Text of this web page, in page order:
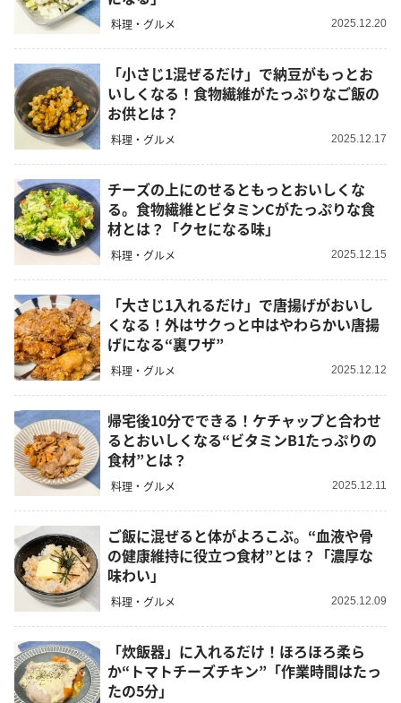
料理・グルメ 2025.12.20
「小さじ1混ぜるだけ」で納豆がもっとお
いしくなる！食物繊維がたっぷりなご飯の
お供とは？
料理・グルメ 2025.12.17
チーズの上にのせるともっとおいしくな
る。食物繊維とビタミンCがたっぷりな食
材とは？「クセになる味」
料理・グルメ 2025.12.15
「大さじ1入れるだけ」で唐揚げがおいし
くなる！外はサクっと中はやわらかい唐揚
げになる“裏ワザ”
料理・グルメ 2025.12.12
帰宅後10分でできる！ケチャップと合わせ
るとおいしくなる“ビタミンB1たっぷりの
食材”とは？
料理・グルメ 2025.12.11
ご飯に混ぜると体がよろこぶ。“血液や骨
の健康維持に役立つ食材”とは？「濃厚な
味わい」
料理・グルメ 2025.12.09
「炊飯器」に入れるだけ！ほろほろ柔ら
か“トマトチーズチキン”「作業時間はたっ
たの5分」